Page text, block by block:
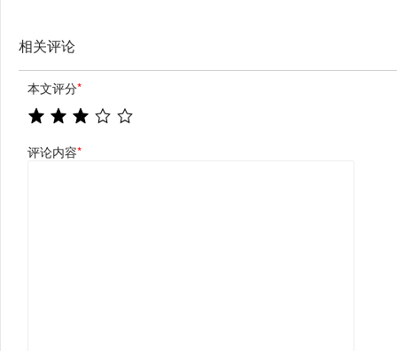
相关评论
本文评分*
评论内容*